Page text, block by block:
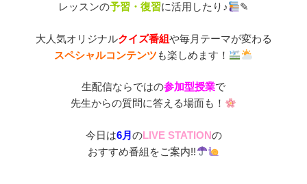
レッスンの予習・復習に活用したり♪ ✎
大人気オリジナルクイズ番組や毎月テーマが変わる
スペシャルコンテンツ も楽しめます！
生配信ならではの参加型授業で
先生からの質問に答える場面も！
今日は6月 のLIVE STATIONの
おすすめ番組をご案内!!